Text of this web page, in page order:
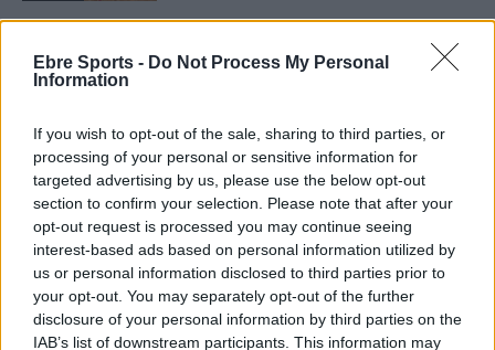
Ebre Sports - Do Not Process My Personal
Information
If you wish to opt-out of the sale, sharing to third parties, or
processing of your personal or sensitive information for
targeted advertising by us, please use the below opt-out
section to confirm your selection. Please note that after your
opt-out request is processed you may continue seeing
interest-based ads based on personal information utilized by
us or personal information disclosed to third parties prior to
your opt-out. You may separately opt-out of the further
disclosure of your personal information by third parties on the
IAB’s list of downstream participants. This information may
El Centre d’Esports Tortosa sorprès per
part d’un rival que lluita per la
DEIXA UNA RESPOSTA